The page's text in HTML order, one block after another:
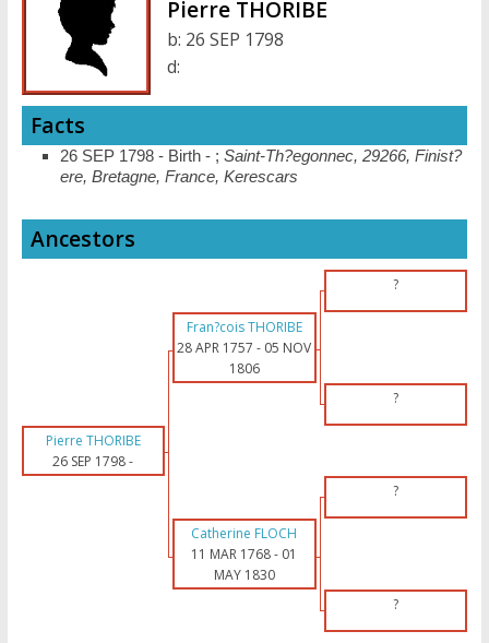
Pierre THORIBE
b: 26 SEP 1798
d:
Facts
26 SEP 1798 - Birth - ; Saint-Th?egonnec, 29266, Finist?
ere, Bretagne, France, Kerescars
Ancestors
?
Fran?cois THORIBE
28 APR 1757 - 05 NOV
1806
?
Pierre THORIBE
26 SEP 1798-
?
Catherine FLOCH
11 MAR 1768- 01
MAY 1830
?